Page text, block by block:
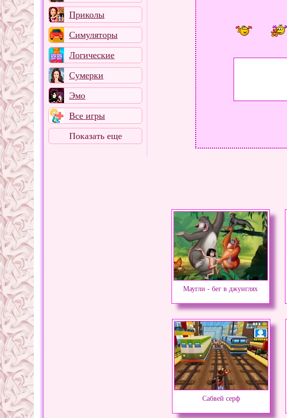
Приколы
Симуляторы
Логические
Сумерки
Эмо
Все игры
Показать еще
Маугли - бег в джунглях
Cабвей серф